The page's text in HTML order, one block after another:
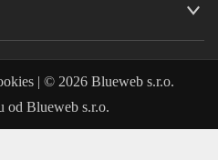
| © 2026 Blueweb s.r.o.
od Blueweb s.r.o.